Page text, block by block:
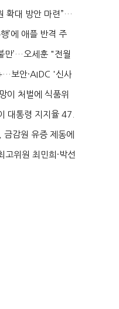
확대 방안 마련”…
’에 애플 반격 주
만’…오세훈 "전월
보안·AIDC '신사
이 처벌에 식품위
대통령 지지율 47.
...
감원 유증 제동에
위원 최민희·박선